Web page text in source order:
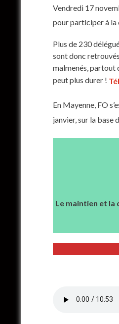
Vendredi 17
pour participer à la
Plus de 230
sont donc
malmenés, partout
peut plus durer !
En Mayenne, FO
janvier, sur la base
Le maintien et la